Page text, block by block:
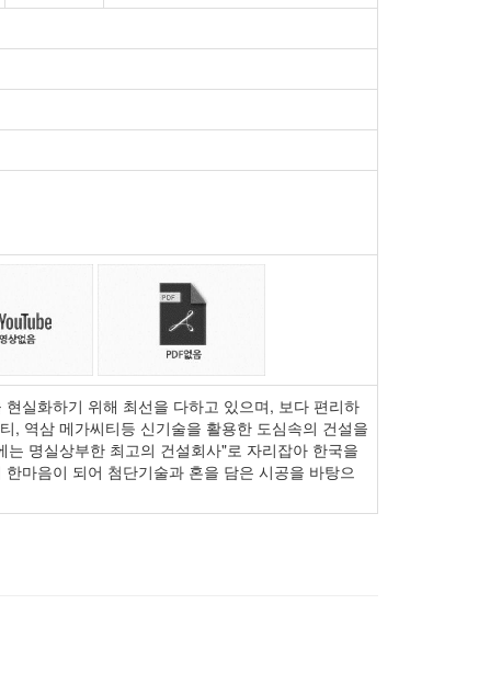
실화하기 위해 최선을 다하고 있으며, 보다 편리하
, 역삼 메가씨티등 신기술을 활용한 도심속의 건설을
명실상부한 최고의 건설회사"로 자리잡아 한국을
마음이 되어 첨단기술과 혼을 담은 시공을 바탕으